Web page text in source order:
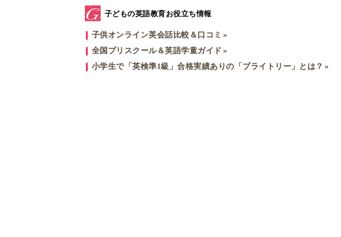
子どもの英語教育お役立ち情報
子供オンライン英会話比較＆口コミ
全国プリスクール＆英語学童ガイド
小学生で「英検準1級」合格実績ありの「ブライトリー」とは？